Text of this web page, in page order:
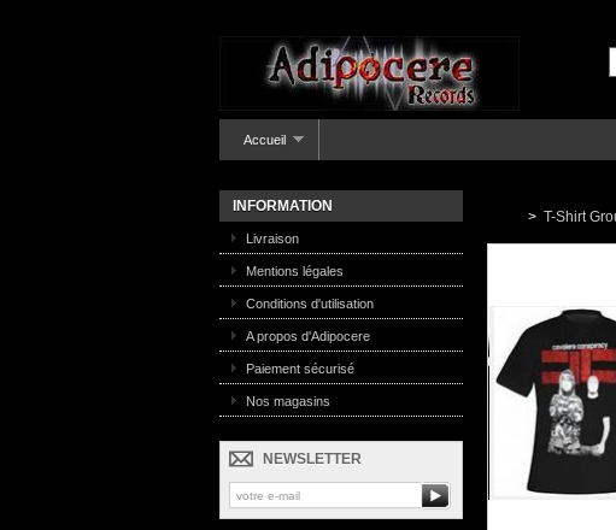
Accueil
INFORMATION
Livraison
Mentions légales
Conditions d'utilisation
A propos d'Adipocere
Paiement sécurisé
Nos magasins
NEWSLETTER
> T-Shirt